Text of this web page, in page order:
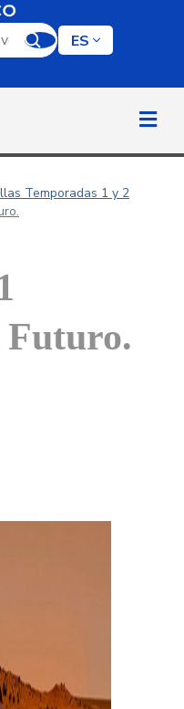
palabra clave
ES
Temporadas 1 y 2
Futuro.